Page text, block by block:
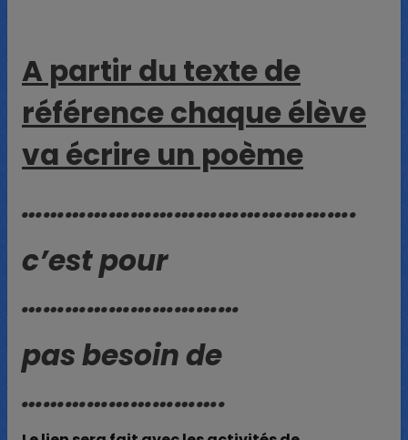
A partir du texte de
référence chaque élève
va écrire un poème
……………………………………….
c’est pour
…………………………
pas besoin de
……………………….